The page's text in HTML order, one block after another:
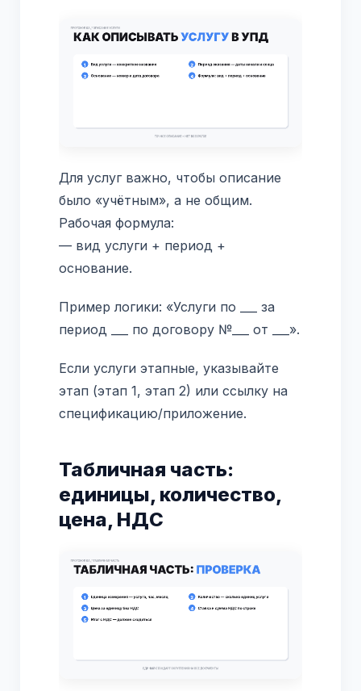
Для услуг важно, чтобы описание
было «учётным», а не общим.
Рабочая формула:
— вид услуги + период +
основание.
Пример логики: «Услуги по ___ за
период ___ по договору №___ от ___».
Если услуги этапные, указывайте
этап (этап 1, этап 2) или ссылку на
спецификацию/приложение.
Табличная часть:
единицы, количество,
цена, НДС